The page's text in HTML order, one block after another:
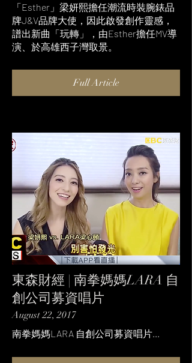
「Esther」梁妍熙擔任潮流時裝腕錶品
牌J&V品牌大使，因此啟發創作靈感，
譜出新曲「玩轉」，由Esther擔任MV導
演、於高雄西子灣取景。
Full Article
東森財經 | 南拳媽媽LARA 自
創公司募資唱片
August 22, 2017
南拳媽媽LARA 自創公司募資唱片...